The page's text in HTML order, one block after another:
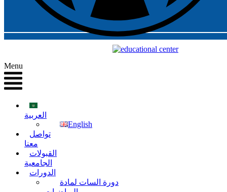
Menu
العربية
English
تواصل
معنا
القبولات
الجامعية
الدورات
دورة السات لمادة